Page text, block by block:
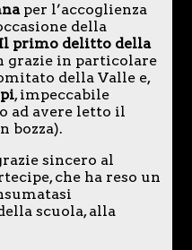
per l’accoglienza
della
primo delitto della
grazie in particolare
della Valle e,
, impeccabile
ad avere letto il
bozza).
sincero al
che ha reso un
scuola, alla